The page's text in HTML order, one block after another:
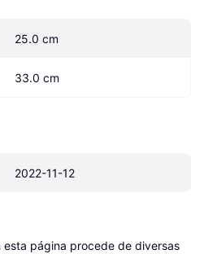
25.0 cm
33.0 cm
2022-11-12
esta página procede de diversas